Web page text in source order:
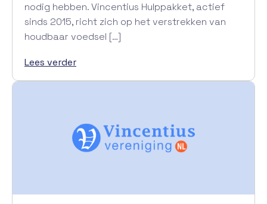
nodig hebben. Vincentius Hulppakket, actief
sinds 2015, richt zich op het verstrekken van
houdbaar voedsel […]
Lees verder